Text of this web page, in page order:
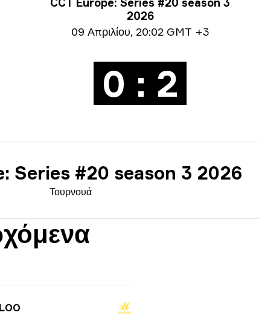
2026
Ημερομηνία09 Απριλίου, 20:02 GMT +3
0 : 2
Τουρνουά
Series #20 season 3 2026